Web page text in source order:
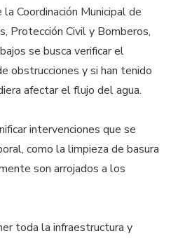
Coordinación Municipal de
Protección Civil y Bomberos,
se busca verificar el
obstrucciones y si han tenido
afectar el flujo del agua.
intervenciones que se
como la limpieza de basura
son arrojados a los
toda la infraestructura y